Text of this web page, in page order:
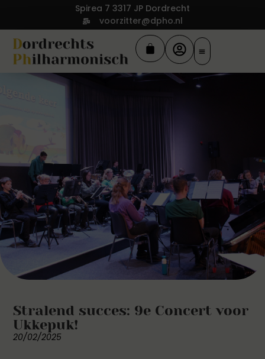
Spirea 7 3317 JP Dordrecht
voorzitter@dpho.nl
Stralend succes: 9e Concert voor
Ukkepuk!
20/02/2025